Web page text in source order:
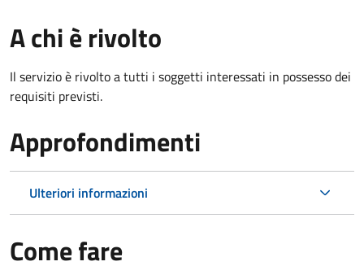
A chi è rivolto
Il servizio è rivolto a tutti i soggetti interessati in possesso dei
requisiti previsti.
Approfondimenti
Ulteriori informazioni
Come fare